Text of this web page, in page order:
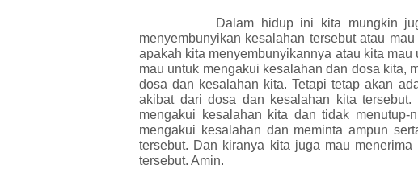
Dalam hidup ini kita mungkin
menyembunyikan kesalahan tersebut atau
apakah kita menyembunyikannya atau kita
mau untuk mengakui kesalahan dan dosa kita,
dosa dan kesalahan kita. Tetapi tetap akan
akibat dari dosa dan kesalahan kita
mengakui kesalahan kita dan tidak
mengakui kesalahan dan meminta ampun
tersebut. Dan kiranya kita juga mau
tersebut. Amin.